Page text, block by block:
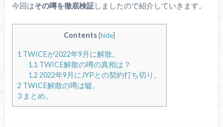
今回はその噂を徹底検証しましたので紹介していきます。
Contents [hide]
1 TWICEが2022年9月に解散。
1.1 TWICE解散の噂の真相は？
1.2 2022年9月にJYPとの契約打ち切り。
2 TWICE解散の噂は嘘。
3まとめ。